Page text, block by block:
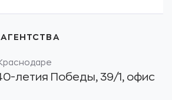
летия Победы, 39/1, офис